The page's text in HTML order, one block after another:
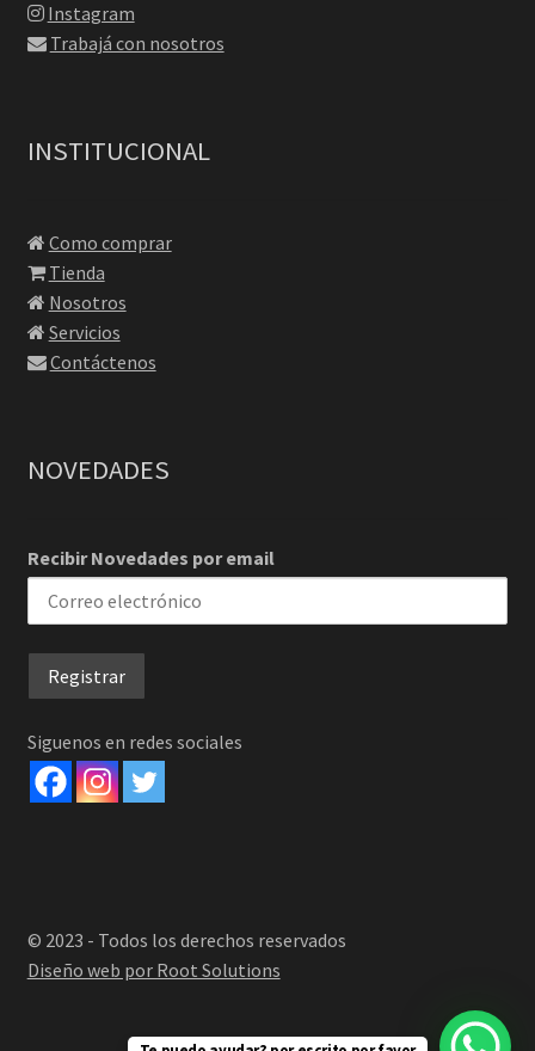
Instagram
Trabajá con nosotros
INSTITUCIONAL
Como comprar
Tienda
Nosotros
Servicios
Contáctenos
NOVEDADES
Recibir Novedades por email
Siguenos en redes sociales
© 2023 - Todos los derechos reservados
Diseño web por Root Solutions